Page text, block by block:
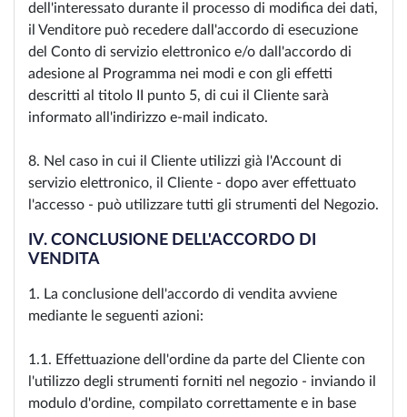
dell'interessato durante il processo di modifica dei dati,
il Venditore può recedere dall'accordo di esecuzione
del Conto di servizio elettronico e/o dall'accordo di
adesione al Programma nei modi e con gli effetti
descritti al titolo II punto 5, di cui il Cliente sarà
informato all'indirizzo e-mail indicato.
8. Nel caso in cui il Cliente utilizzi già l'Account di
servizio elettronico, il Cliente - dopo aver effettuato
l'accesso - può utilizzare tutti gli strumenti del Negozio.
IV. CONCLUSIONE DELL'ACCORDO DI
VENDITA
1. La conclusione dell'accordo di vendita avviene
mediante le seguenti azioni:
1.1. Effettuazione dell'ordine da parte del Cliente con
l'utilizzo degli strumenti forniti nel negozio - inviando il
modulo d'ordine, compilato correttamente e in base